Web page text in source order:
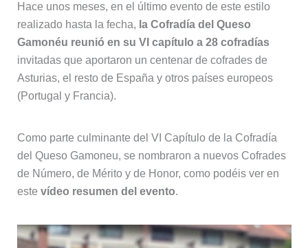
Hace unos meses, en el último evento de este estilo
realizado hasta la fecha, la Cofradía del Queso
Gamonéu reunió en su VI capítulo a 28 cofradías
invitadas que aportaron un centenar de cofrades de
Asturias, el resto de España y otros países europeos
(Portugal y Francia).
Como parte culminante del VI Capítulo de la Cofradía
del Queso Gamoneu, se nombraron a nuevos Cofrades
de Número, de Mérito y de Honor, como podéis ver en
este vídeo resumen del evento.